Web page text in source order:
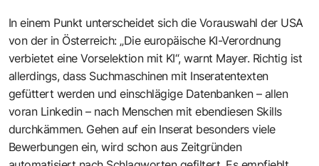
In einem Punkt unterscheidet sich die Vorauswahl der USA
von der in Österreich: „Die europäische KI-Verordnung
verbietet eine Vorselektion mit KI“, warnt Mayer. Richtig ist
allerdings, dass Suchmaschinen mit Inseratentexten
gefüttert werden und einschlägige Datenbanken – allen
voran Linkedin – nach Menschen mit ebendiesen Skills
durchkämmen. Gehen auf ein Inserat besonders viele
Bewerbungen ein, wird schon aus Zeitgründen